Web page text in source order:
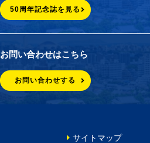
50周年記念誌を見る
お問い合わせはこちら
お問い合わせする
サイトマップ